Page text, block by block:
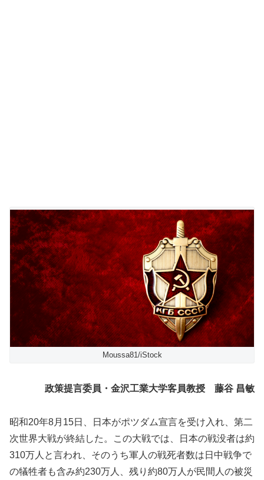
Moussa81/iStock
政策提言委員・金沢工業大学客員教授 藤谷 昌敏
昭和20年8月15日、日本がポツダム宣言を受け入れ、第二
次世界大戦が終結した。この大戦では、日本の戦没者は約
310万人と言われ、そのうち軍人の戦死者数は日中戦争で
の犠牲者も含み約230万人、残り約80万人が民間人の被災